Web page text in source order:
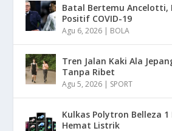
Batal Bertemu Ancelotti,
Positif COVID-19
Agu 6, 2026 | BOLA
Tren Jalan Kaki Ala
Tanpa Ribet
Agu 5, 2026 | SPORT
Kulkas Polytron Belleza
Hemat Listrik